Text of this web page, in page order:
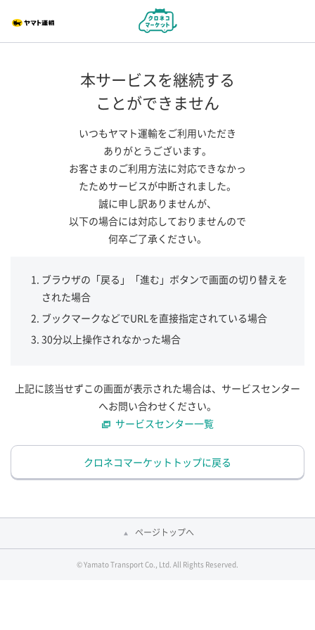
本サービスを継続する
ことができません
いつもヤマト運輸をご利用いただき
ありがとうございます。
お客さまのご利用方法に対応できなかっ
たためサービスが中断されました。
誠に申し訳ありませんが、
以下の場合には対応しておりませんので
何卒ご了承ください。
ブラウザの「戻る」「進む」ボタンで画面の切り替えを
された場合
ブックマークなどでURLを直接指定されている場合
30分以上操作されなかった場合
上記に該当せずこの画面が表示された場合は、サービスセンター
へお問い合わせください。
サービスセンター一覧
クロネコマーケットトップに戻る
ページトップへ
© Yamato Transport Co., Ltd. All Rights Reserved.